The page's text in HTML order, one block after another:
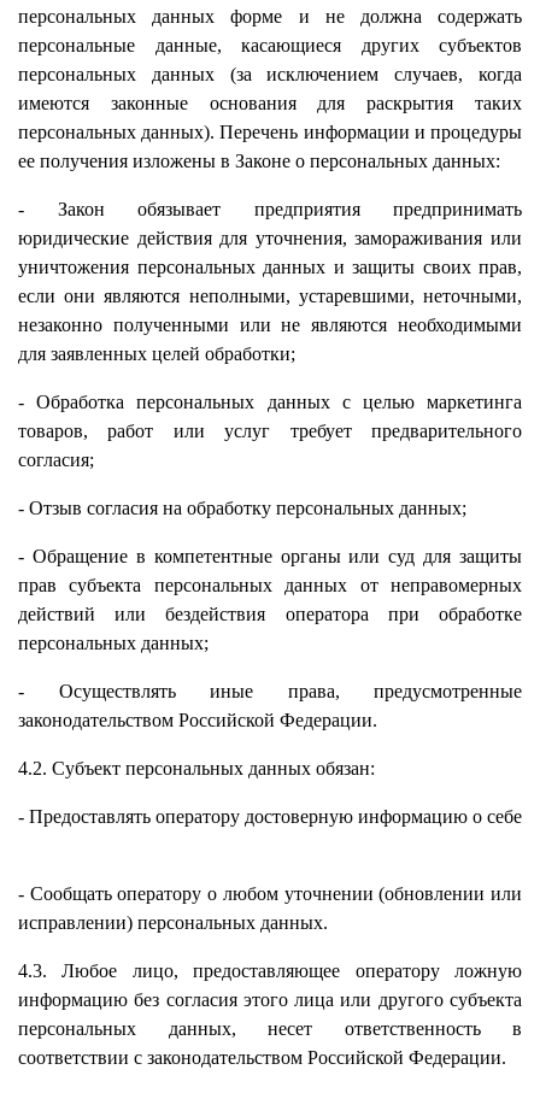
персональных данных форме и не должна содержать
персональные данные, касающиеся других субъектов
персональных данных (за исключением случаев, когда
имеются законные основания для раскрытия таких
персональных данных). Перечень информации и процедуры
ее получения изложены в Законе о персональных данных:
- Закон обязывает предприятия предпринимать
юридические действия для уточнения, замораживания или
уничтожения персональных данных и защиты своих прав,
если они являются неполными, устаревшими, неточными,
незаконно полученными или не являются необходимыми
для заявленных целей обработки;
- Обработка персональных данных с целью маркетинга
товаров, работ или услуг требует предварительного
согласия;
- Отзыв согласия на обработку персональных данных;
- Обращение в компетентные органы или суд для защиты
прав субъекта персональных данных от неправомерных
действий или бездействия оператора при обработке
персональных данных;
- Осуществлять иные права, предусмотренные
законодательством Российской Федерации.
4.2. Субъект персональных данных обязан:
- Предоставлять оператору достоверную информацию о себе
- Сообщать оператору о любом уточнении (обновлении или
исправлении) персональных данных.
4.3. Любое лицо, предоставляющее оператору ложную
информацию без согласия этого лица или другого субъекта
персональных данных, несет ответственность в
соответствии с законодательством Российской Федерации.